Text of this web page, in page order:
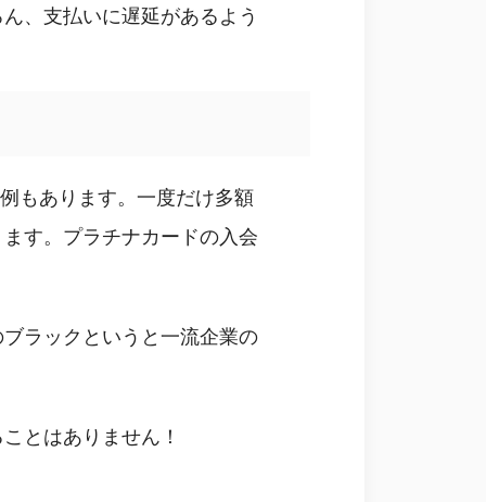
、支払いに遅延があるよう
もあります。一度だけ多額
す。プラチナカードの入会
ラックというと一流企業の
とはありません！